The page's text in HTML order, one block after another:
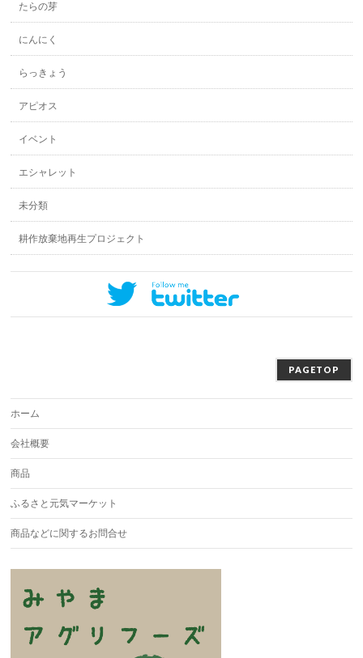
たらの芽
にんにく
らっきょう
アピオス
イベント
エシャレット
未分類
耕作放棄地再生プロジェクト
PAGETOP
ホーム
会社概要
商品
ふるさと元気マーケット
商品などに関するお問合せ